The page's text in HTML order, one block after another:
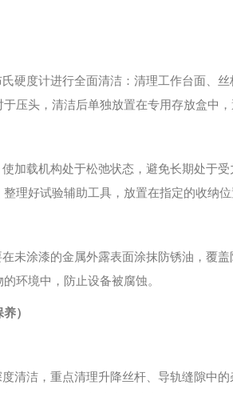
硬度计进行全面清洁：清理工作台面、
压头，清洁后单独放置在专用存放盒中，
加载机构处于松弛状态，避免长期处于
理好试验辅助工具，放置在指定的收纳位
未涂漆的金属外露表面涂抹防锈油，覆
环境中，防止设备被腐蚀。
）
清洁，重点清理升降丝杆、导轨缝隙中